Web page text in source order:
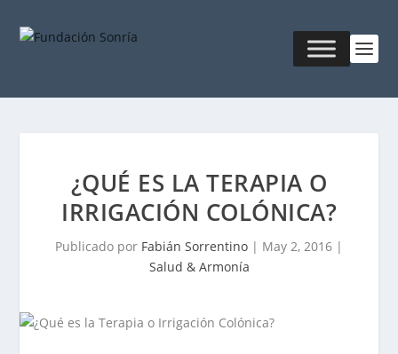
¿QUÉ ES LA TERAPIA O
IRRIGACIÓN COLÓNICA?
Publicado por Fabián Sorrentino | May 2, 2016 |
Salud & Armonía